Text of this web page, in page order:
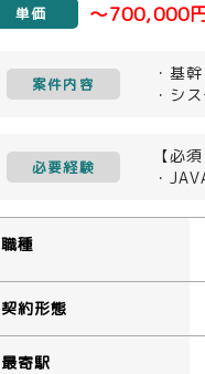
単価 ～700,000
案件内容
・基
・シ
必要経験
【必
・
職種
契約形態
最寄駅